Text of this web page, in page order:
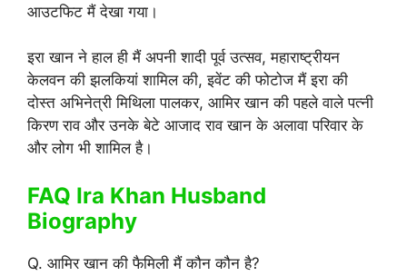
आउटफिट मैं देखा गया।
इरा खान ने हाल ही मैं अपनी शादी पूर्व उत्सव, महाराष्ट्रीयन
केलवन की झलकियां शामिल की, इवेंट की फोटोज मैं इरा की
दोस्त अभिनेत्री मिथिला पालकर, आमिर खान की पहले वाले पत्नी
किरण राव और उनके बेटे आजाद राव खान के अलावा परिवार के
और लोग भी शामिल है।
FAQ Ira Khan Husband
Biography
Q. आमिर खान की फैमिली मैं कौन कौन है?